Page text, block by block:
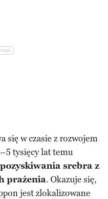
się w czasie z rozwojem
tysięcy lat temu
srebra z
prażenia. Okazuje się,
jest zlokalizowane